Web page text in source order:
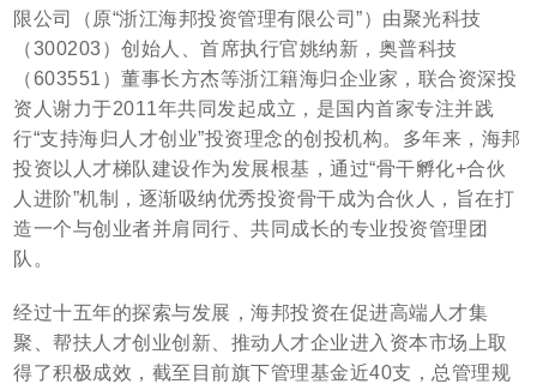
限公司（原“浙江海邦投资管理有限公司”）由聚光科技
（300203）创始人、首席执行官姚纳新，奥普科技
（603551）董事长方杰等浙江籍海归企业家，联合资深投
资人谢力于2011年共同发起成立，是国内首家专注并践
行“支持海归人才创业”投资理念的创投机构。多年来，海邦
投资以人才梯队建设作为发展根基，通过“骨干孵化+合伙
人进阶”机制，逐渐吸纳优秀投资骨干成为合伙人，旨在打
造一个与创业者并肩同行、共同成长的专业投资管理团
队。
经过十五年的探索与发展，海邦投资在促进高端人才集
聚、帮扶人才创业创新、推动人才企业进入资本市场上取
得了积极成效，截至目前旗下管理基金近40支，总管理规